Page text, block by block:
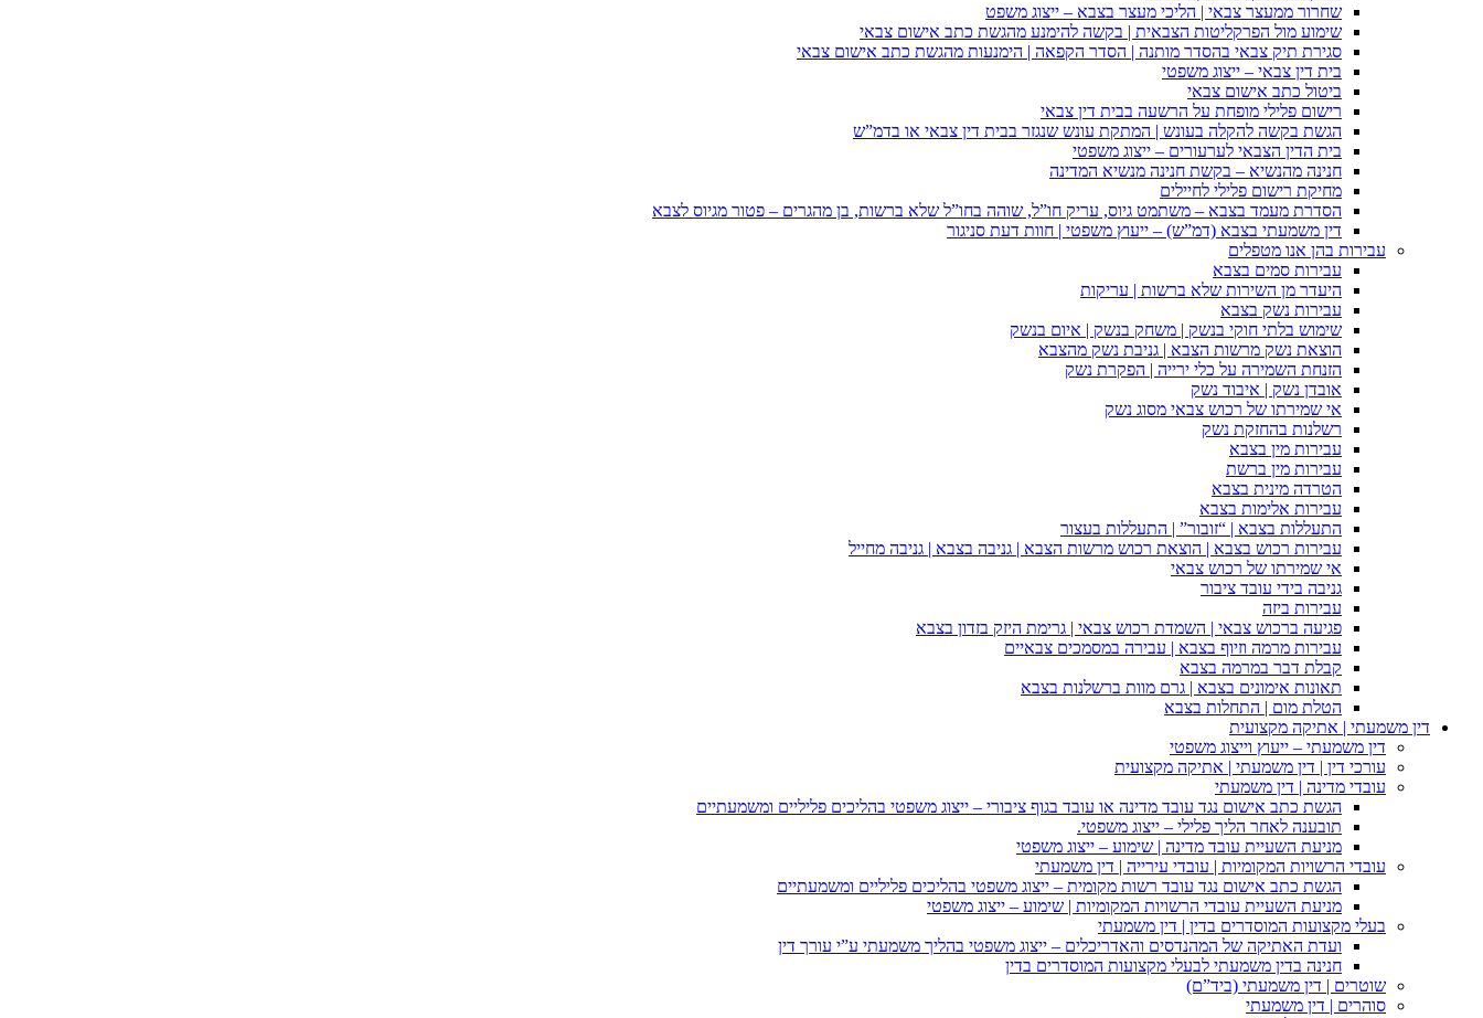
שחרור ממעצר צבאי | הליכי מעצר בצבא – ייצוג משפט
שימוע מול הפרקליטות הצבאית | בקשה להימנע מהגשת כתב אישום צבאי
סגירת תיק צבאי בהסדר מותנה | הסדר הקפאה | הימנעות מהגשת כתב אישום צבאי
בית דין צבאי – ייצוג משפטי
ביטול כתב אישום צבאי
רישום פלילי מופחת על הרשעה בבית דין צבאי
הגשת בקשה להקלה בעונש | המתקת עונש שנגזר בבית דין צבאי או בדמ”ש
בית הדין הצבאי לערעורים – ייצוג משפטי
חנינה מהנשיא – בקשת חנינה מנשיא המדינה
מחיקת רישום פלילי לחיילים
הסדרת מעמד בצבא – משתמט גיוס, עריק חו”ל, שוהה בחו”ל שלא ברשות, בן מהגרים – פטור מגיוס לצבא
דין משמעתי בצבא (דמ”ש) – ייעוץ משפטי | חוות דעת סניגור
עבירות בהן אנו מטפלים
עבירות סמים בצבא
היעדר מן השירות שלא ברשות | עריקות
עבירות נשק בצבא
שימוש בלתי חוקי בנשק | משחק בנשק | איום בנשק
הוצאת נשק מרשות הצבא | גניבת נשק מהצבא
הזנחת השמירה על כלי ירייה | הפקרת נשק
אובדן נשק | איבוד נשק
אי שמירתו של רכוש צבאי מסוג נשק
רשלנות בהחזקת נשק
עבירות מין בצבא
עבירות מין ברשת
הטרדה מינית בצבא
עבירות אלימות בצבא
התעללות בצבא | “זובור” | התעללות בעצור
עבירות רכוש בצבא | הוצאת רכוש מרשות הצבא | גניבה בצבא | גניבה מחייל
אי שמירתו של רכוש צבאי
גניבה בידי עובד ציבור
עבירות ביזה
פגיעה ברכוש צבאי | השמדת רכוש צבאי | גרימת היזק בזדון בצבא
עבירות מרמה וזיוף בצבא | עבירה במסמכים צבאיים
קבלת דבר במרמה בצבא
תאונות אימונים בצבא | גרם מוות ברשלנות בצבא
הטלת מום | התחלות בצבא
דין משמעתי | אתיקה מקצועית
דין משמעתי – ייעוץ וייצוג משפטי
עורכי דין | דין משמעתי | אתיקה מקצועית
עובדי מדינה | דין משמעתי
הגשת כתב אישום נגד עובד מדינה או עובד בגוף ציבורי – ייצוג משפטי בהליכים פליליים ומשמעתיים
תובענה לאחר הליך פלילי – ייצוג משפטי.
מניעת השעיית עובד מדינה | שימוע – ייצוג משפטי
עובדי הרשויות המקומיות | עובדי עירייה | דין משמעתי
הגשת כתב אישום נגד עובד רשות מקומית – ייצוג משפטי בהליכים פליליים ומשמעתיים
מניעת השעיית עובדי הרשויות המקומיות | שימוע – ייצוג משפטי
בעלי מקצועות המוסדרים בדין | דין משמעתי
ועדת האתיקה של המהנדסים והאדריכלים – ייצוג משפטי בהליך משמעתי ע”י עורך דין
חנינה בדין משמעתי לבעלי מקצועות המוסדרים בדין
שוטרים | דין משמעתי (ביד”ם)
סוהרים | דין משמעתי